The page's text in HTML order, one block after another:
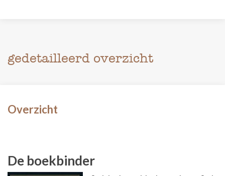
gedetailleerd overzicht
Overzicht
De boekbinder